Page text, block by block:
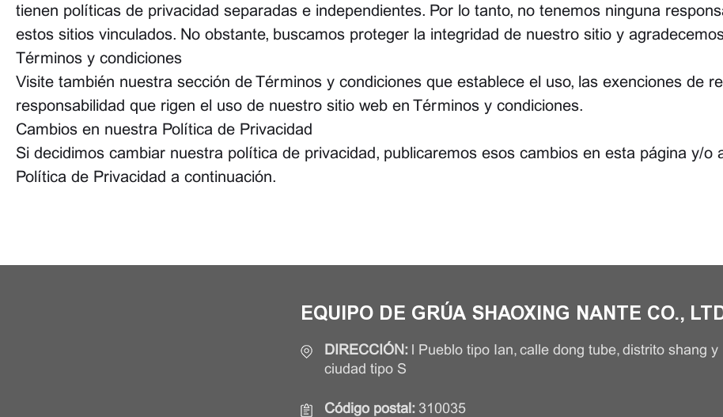
tienen políticas de privacidad separadas e independientes. Por lo tanto, no tenemos ninguna
estos sitios vinculados. No obstante, buscamos proteger la integridad de nuestro sitio y
Términos y condiciones
Visite también nuestra sección de Términos y condiciones que establece el uso, las exenciones de
responsabilidad que rigen el uso de nuestro sitio web en Términos y condiciones.
Cambios en nuestra Política de Privacidad
Si decidimos cambiar nuestra política de privacidad, publicaremos esos cambios en esta página y/o
Política de Privacidad a continuación.
EQUIPO DE GRÚA SHAOXING NANTE CO.,
DIRECCIÓN:
l Pueblo tipo Ian, calle dong tube, distrito shang y
ciudad tipo S
Código postal: 310035